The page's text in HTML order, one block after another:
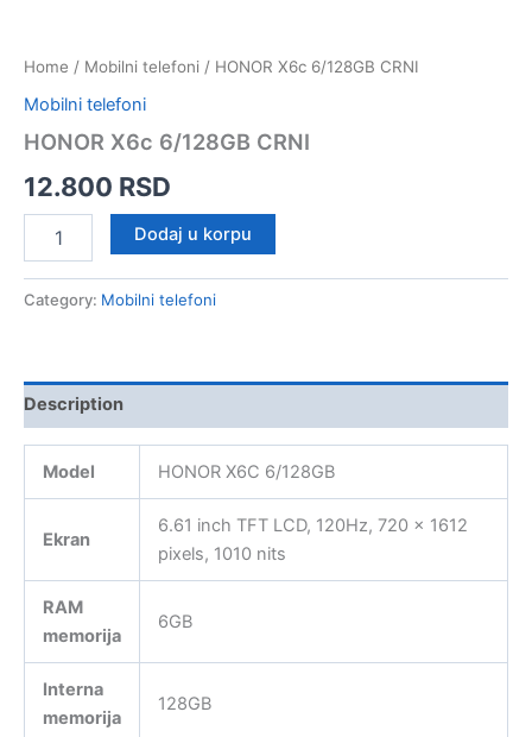
Home / Mobilni telefoni / HONOR X6c 6/128GB CRNI
Mobilni telefoni
HONOR X6c 6/128GB CRNI
12.800 RSD
CRNI
Dodaj u korpu
Category: Mobilni telefoni
Description
Model HONOR X6C 6/128GB
Ekran
6.61 inch TFT LCD, 120Hz, 720 x 1612
pixels, 1010 nits
RAM
memorija
6GB
Interna
memorija
128GB